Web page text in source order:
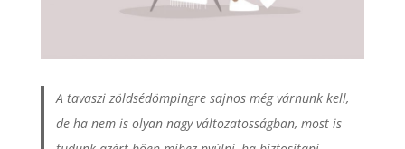
A tavaszi zöldsédömpingre sajnos még várnunk kell,
de ha nem is olyan nagy változatosságban, most is